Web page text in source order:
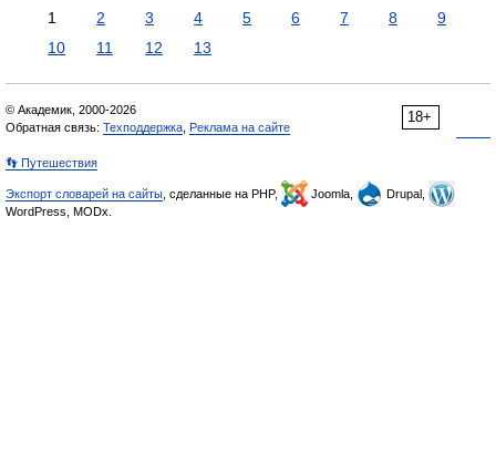
1 2 3 4 5 6 7 8
9
10
11 12 13
18+
© Академик, 2000-2026
Обратная связь: Техподдержка Реклама на сайте
👣 Путешествия
Экспорт словарей на сайты , сделанные на PHP, Joomla,
Drupal,
WordPress, MODx.